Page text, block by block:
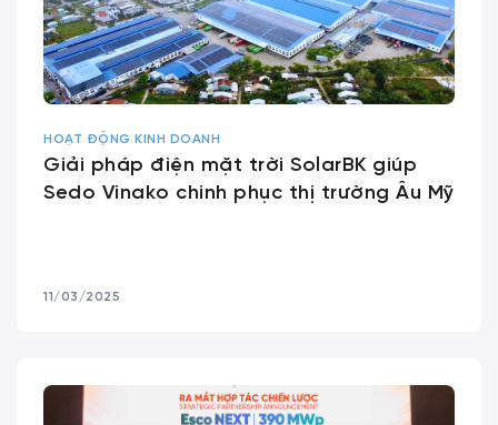
HOẠT ĐỘNG KINH DOANH
Giải pháp điện mặt trời SolarBK giúp
Sedo Vinako chinh phục thị trường Âu Mỹ
11/03/2025